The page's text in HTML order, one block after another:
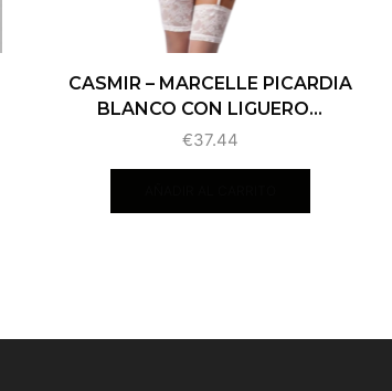
CASMIR – MARCELLE PICARDIA
BLANCO CON LIGUERO...
€37.44